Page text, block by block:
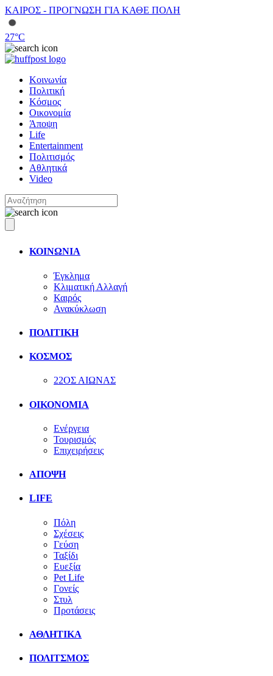
ΚΑΙΡΟΣ - ΠΡΟΓΝΩΣΗ ΓΙΑ ΚΑΘΕ ΠΟΛΗ
27°C
Κοινωνία
Πολιτική
Κόσμος
Οικονομία
Άποψη
Life
Entertainment
Πολιτισμός
Αθλητικά
Video
ΚΟΙΝΩΝΙΑ
Έγκλημα
Κλιματική Αλλαγή
Καιρός
Ανακύκλωση
ΠΟΛΙΤΙΚΗ
ΚΟΣΜΟΣ
22ΟΣ ΑΙΩΝΑΣ
ΟΙΚΟΝΟΜΙΑ
Ενέργεια
Τουρισμός
Επιχειρήσεις
ΑΠΟΨΗ
LIFE
Πόλη
Σχέσεις
Γεύση
Ταξίδι
Ευεξία
Pet Life
Γονείς
Στυλ
Προτάσεις
ΑΘΛΗΤΙΚΑ
ΠΟΛΙΤΣΜΟΣ